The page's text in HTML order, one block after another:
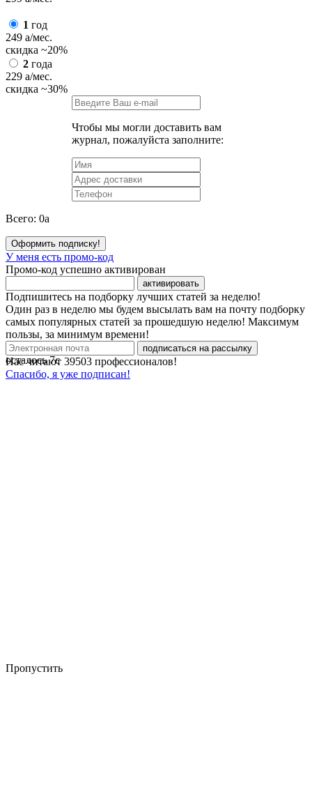
1 год
249 a/мес.
скидка ~20%
2 года
229 a/мес.
скидка ~30%
Чтобы мы могли доставить вам
журнал, пожалуйста заполните:
Всего: 0a
Оформить подписку!
У меня есть промо-код
Промо-код успешно активирован
активировать
Подпишитесь на подборку лучших статей за неделю!
Один раз в неделю мы будем высылать вам на почту подборку
самых популярных статей за прошедшую неделю! Максимум
пользы, за минимум времени!
подписаться на рассылку
Нас читают 39503 профессионалов!
Спасибо, я уже подписан!
осталось7с
Пропустить